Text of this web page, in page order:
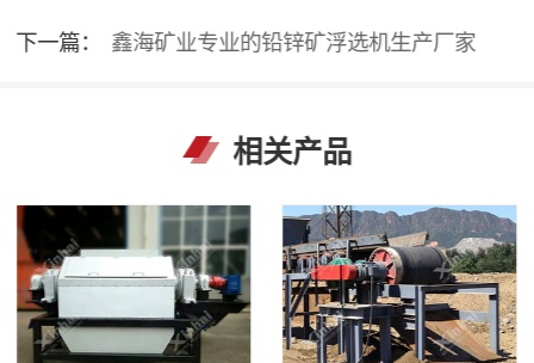
下一篇：
鑫海矿业专业的铅锌矿浮选机生产厂家
相关产品